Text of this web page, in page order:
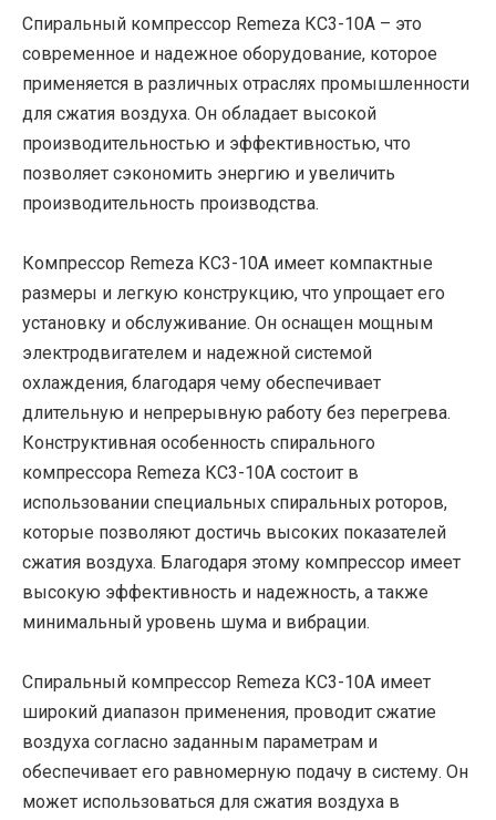
Спиральный компрессор Remeza КС3-10А – это
современное и надежное оборудование, которое
применяется в различных отраслях промышленности
для сжатия воздуха. Он обладает высокой
производительностью и эффективностью, что
позволяет сэкономить энергию и увеличить
производительность производства.
Компрессор Remeza КС3-10А имеет компактные
размеры и легкую конструкцию, что упрощает его
установку и обслуживание. Он оснащен мощным
электродвигателем и надежной системой
охлаждения, благодаря чему обеспечивает
длительную и непрерывную работу без перегрева.
Конструктивная особенность спирального
компрессора Remeza КС3-10А состоит в
использовании специальных спиральных роторов,
которые позволяют достичь высоких показателей
сжатия воздуха. Благодаря этому компрессор имеет
высокую эффективность и надежность, а также
минимальный уровень шума и вибрации.
Спиральный компрессор Remeza КС3-10А имеет
широкий диапазон применения, проводит сжатие
воздуха согласно заданным параметрам и
обеспечивает его равномерную подачу в систему. Он
может использоваться для сжатия воздуха в